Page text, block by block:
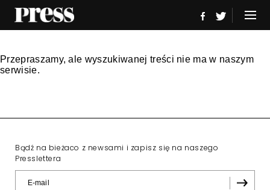
Przepraszamy, ale wyszukiwanej treści nie ma w naszym
serwisie.
Bądź na bieżaco z newsami i zapisz się na naszego
Presslettera